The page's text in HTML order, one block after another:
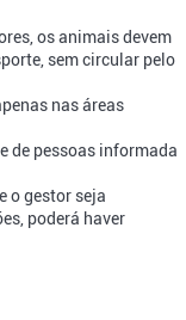
os animais devem
sem circular pelo
nas áreas
de pessoas informada
o gestor seja
poderá haver